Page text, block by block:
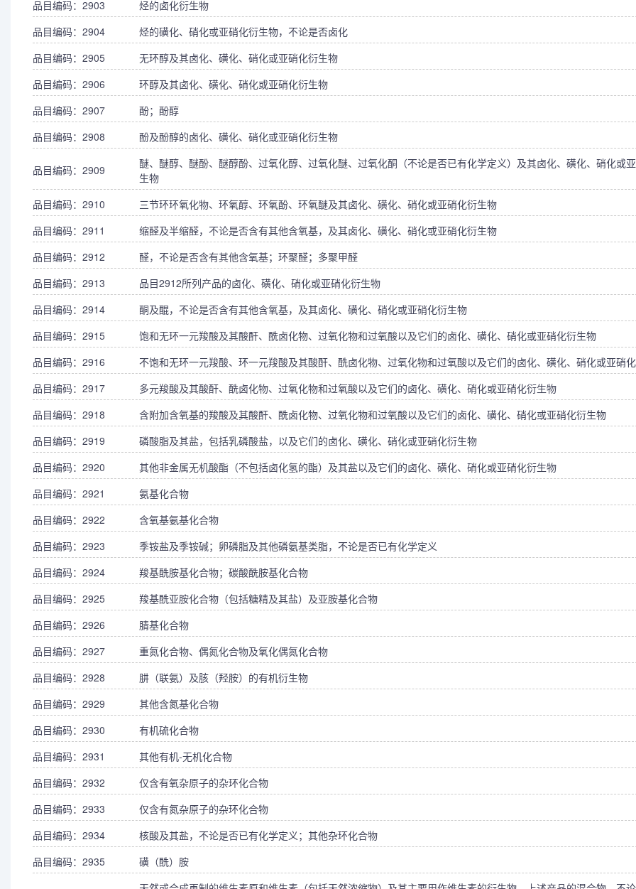
品目编码：2903
烃的卤化衍生物
品目编码：2904
烃的磺化、硝化或亚硝化衍生物，不论是否卤化
品目编码：2905
无环醇及其卤化、磺化、硝化或亚硝化衍生物
品目编码：2906
环醇及其卤化、磺化、硝化或亚硝化衍生物
品目编码：2907
酚；酚醇
品目编码：2908
酚及酚醇的卤化、磺化、硝化或亚硝化衍生物
品目编码：2909
醚、醚醇、醚酚、醚醇酚、过氧化醇、过氧化醚、过氧化酮（不论是否已有化学定义）及其卤化、磺化、硝化或
生物
品目编码：2910
三节环环氧化物、环氧醇、环氧酚、环氧醚及其卤化、磺化、硝化或亚硝化衍生物
品目编码：2911
缩醛及半缩醛，不论是否含有其他含氧基，及其卤化、磺化、硝化或亚硝化衍生物
品目编码：2912
醛，不论是否含有其他含氧基；环聚醛；多聚甲醛
品目编码：2913
品目2912所列产品的卤化、磺化、硝化或亚硝化衍生物
品目编码：2914
酮及醌，不论是否含有其他含氧基，及其卤化、磺化、硝化或亚硝化衍生物
品目编码：2915
饱和无环一元羧酸及其酸酐、酰卤化物、过氧化物和过氧酸以及它们的卤化、磺化、硝化或亚硝化衍生物
品目编码：2916
不饱和无环一元羧酸、环一元羧酸及其酸酐、酰卤化物、过氧化物和过氧酸以及它们的卤化、磺化、硝化或亚硝
品目编码：2917
多元羧酸及其酸酐、酰卤化物、过氧化物和过氧酸以及它们的卤化、磺化、硝化或亚硝化衍生物
品目编码：2918
含附加含氧基的羧酸及其酸酐、酰卤化物、过氧化物和过氧酸以及它们的卤化、磺化、硝化或亚硝化衍生物
品目编码：2919
磷酸脂及其盐，包括乳磷酸盐，以及它们的卤化、磺化、硝化或亚硝化衍生物
品目编码：2920
其他非金属无机酸酯（不包括卤化氢的酯）及其盐以及它们的卤化、磺化、硝化或亚硝化衍生物
品目编码：2921
氨基化合物
品目编码：2922
含氧基氨基化合物
品目编码：2923
季铵盐及季铵碱；卵磷脂及其他磷氨基类脂，不论是否已有化学定义
品目编码：2924
羧基酰胺基化合物；碳酸酰胺基化合物
品目编码：2925
羧基酰亚胺化合物（包括糖精及其盐）及亚胺基化合物
品目编码：2926
腈基化合物
品目编码：2927
重氮化合物、偶氮化合物及氧化偶氮化合物
品目编码：2928
肼（联氨）及胲（羟胺）的有机衍生物
品目编码：2929
其他含氮基化合物
品目编码：2930
有机硫化合物
品目编码：2931
其他有机-无机化合物
品目编码：2932
仅含有氧杂原子的杂环化合物
品目编码：2933
仅含有氮杂原子的杂环化合物
品目编码：2934
核酸及其盐，不论是否已有化学定义；其他杂环化合物
品目编码：2935
磺（酰）胺